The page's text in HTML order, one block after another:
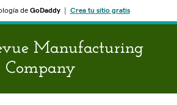
de GoDaddy| Crea tu sitio gratis
Manufacturing
Company